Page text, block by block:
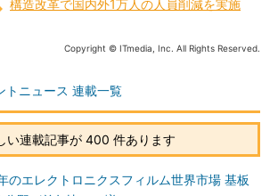
構造改革で国内外1万人の人員削減を実施
Copyright © ITmedia, Inc. All Rights Reserved.
トニュース 連載一覧
い連載記事が 400 件あります
のエレクトロニクスフィルム世界市場 基板